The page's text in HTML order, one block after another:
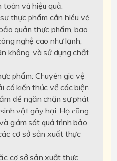
và hiệu quả.
thực phẩm cần hiểu về
quản thực phẩm, bao
nghệ cao như lạnh,
không, và sử dụng chất
phẩm: Chuyên gia vệ
có kiến thức về các biện
để ngăn chặn sự phát
vật gây hại. Họ cũng
giám sát quá trình bảo
cơ sở sản xuất thực
cơ sở sản xuất thực